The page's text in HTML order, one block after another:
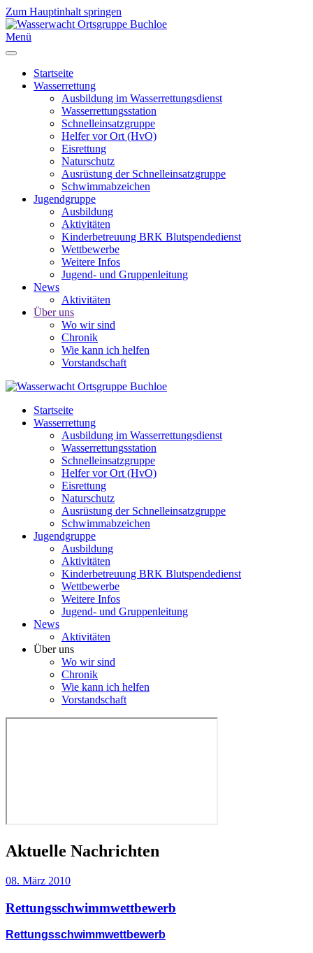
Zum Hauptinhalt springen
Menü
Startseite
Wasserrettung
Ausbildung im Wasserrettungsdienst
Wasserrettungsstation
Schnelleinsatzgruppe
Helfer vor Ort (HvO)
Eisrettung
Naturschutz
Ausrüstung der Schnelleinsatzgruppe
Schwimmabzeichen
Jugendgruppe
Ausbildung
Aktivitäten
Kinderbetreuung BRK Blutspendedienst
Wettbewerbe
Weitere Infos
Jugend- und Gruppenleitung
News
Aktivitäten
Über uns
Wo wir sind
Chronik
Wie kann ich helfen
Vorstandschaft
Startseite
Wasserrettung
Ausbildung im Wasserrettungsdienst
Wasserrettungsstation
Schnelleinsatzgruppe
Helfer vor Ort (HvO)
Eisrettung
Naturschutz
Ausrüstung der Schnelleinsatzgruppe
Schwimmabzeichen
Jugendgruppe
Ausbildung
Aktivitäten
Kinderbetreuung BRK Blutspendedienst
Wettbewerbe
Weitere Infos
Jugend- und Gruppenleitung
News
Aktivitäten
Über uns
Wo wir sind
Chronik
Wie kann ich helfen
Vorstandschaft
Aktuelle Nachrichten
08. März 2010
Rettungsschwimmwettbewerb
Rettungsschwimmwettbewerb